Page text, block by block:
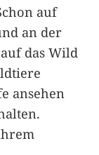
auf
an der
das Wild
ansehen